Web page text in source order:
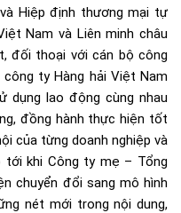
Hiệp định thương mại tự
Nam và Liên minh châu
đối thoại với cán bộ công
ty Hàng hải Việt Nam
dụng lao động cùng nhau
đồng hành thực hiện tốt
của từng doanh nghiệp và
tới khi Công ty mẹ – Tổng
chuyển đổi sang mô hình
nét mới trong nội dung,